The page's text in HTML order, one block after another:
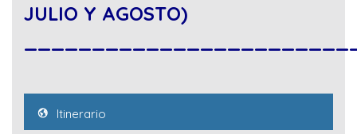
JULIO Y AGOSTO)
Itinerario